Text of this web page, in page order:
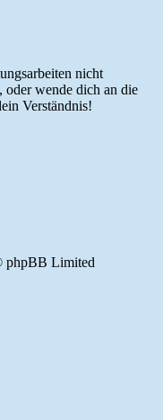
nicht
oder wende dich an die
Verständnis!
phpBB Limited